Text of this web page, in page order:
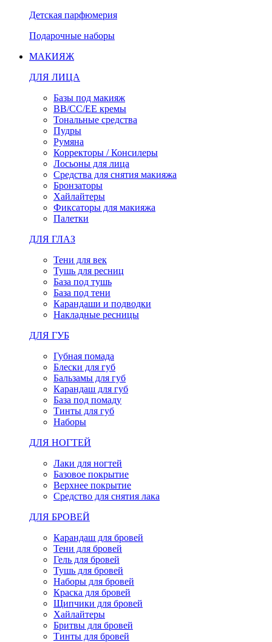
Детская парфюмерия
Подарочные наборы
МАКИЯЖ
ДЛЯ ЛИЦА
Базы под макияж
BB/CC/EE кремы
Тональные средства
Пудры
Румяна
Корректоры / Консилеры
Лосьоны для лица
Средства для снятия макияжа
Бронзаторы
Хайлайтеры
Фиксаторы для макияжа
Палетки
ДЛЯ ГЛАЗ
Тени для век
Тушь для ресниц
База под тушь
База под тени
Карандаши и подводки
Накладные ресницы
ДЛЯ ГУБ
Губная помада
Блески для губ
Бальзамы для губ
Карандаш для губ
База под помаду
Тинты для губ
Наборы
ДЛЯ НОГТЕЙ
Лаки для ногтей
Базовое покрытие
Верхнее покрытие
Средство для снятия лака
ДЛЯ БРОВЕЙ
Карандаш для бровей
Тени для бровей
Гель для бровей
Тушь для бровей
Наборы для бровей
Краска для бровей
Щипчики для бровей
Хайлайтеры
Бритвы для бровей
Тинты для бровей